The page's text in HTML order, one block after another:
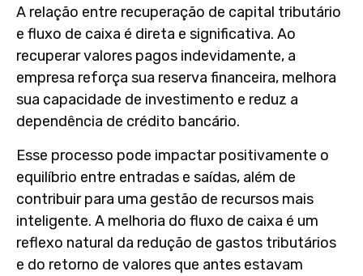
A relação entre recuperação de capital tributário
e fluxo de caixa é direta e significativa. Ao
recuperar valores pagos indevidamente, a
empresa reforça sua reserva financeira, melhora
sua capacidade de investimento e reduz a
dependência de crédito bancário.
Esse processo pode impactar positivamente o
equilíbrio entre entradas e saídas, além de
contribuir para uma gestão de recursos mais
inteligente. A melhoria do fluxo de caixa é um
reflexo natural da redução de gastos tributários
e do retorno de valores que antes estavam